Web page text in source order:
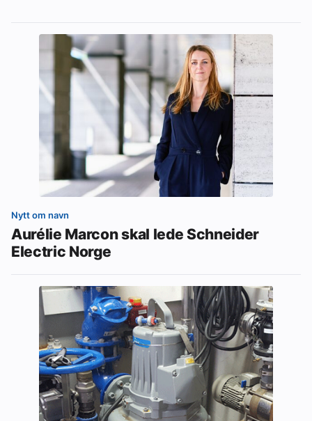
Nytt om navn
Aurélie Marcon skal lede Schneider
Electric Norge